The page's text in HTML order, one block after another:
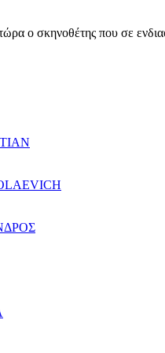
ο σκηνοθέτης που σε